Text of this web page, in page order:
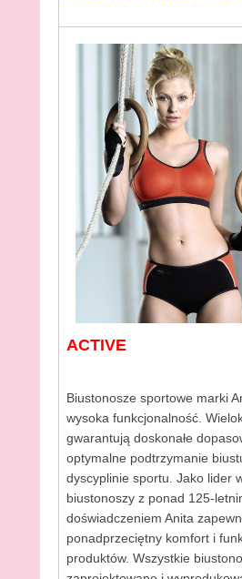
ACTIVE
Biustonosze sportowe marki
wysoka funkcjonalność.
gwarantują doskonałe
optymalne podtrzymanie
dyscyplinie sportu. Jako lider
biustonoszy z ponad 125-
doświadczeniem Anita
ponadprzeciętny komfort i
produktów. Wszystkie